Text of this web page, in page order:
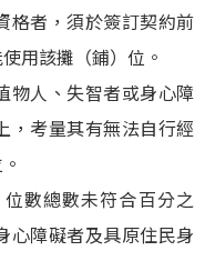
格者，須於簽訂契約前
用該攤（鋪）位。
物人、失智者或身心障
，考量其有無法自行經
位數總數未符合百分之
心障礙者及具原住民身